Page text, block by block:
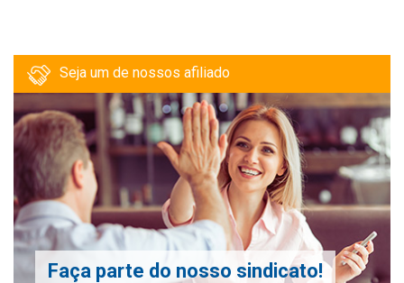
Seja um de nossos afiliado
Faça parte do nosso sindicato!